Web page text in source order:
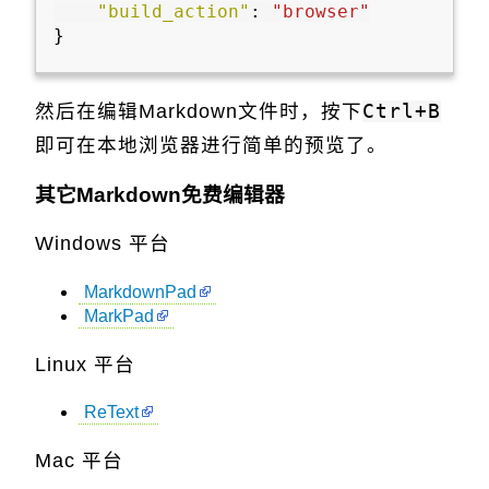
"build_action" :
"browser"
}
然后在编辑Markdown文件时，按下Ctrl+B
即可在本地浏览器进行简单的预览了。
其它Markdown免费编辑器
Windows 平台
MarkdownPad
MarkPad
Linux 平台
ReText
Mac 平台